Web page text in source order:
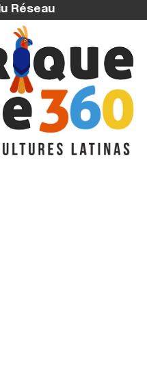
Réseau